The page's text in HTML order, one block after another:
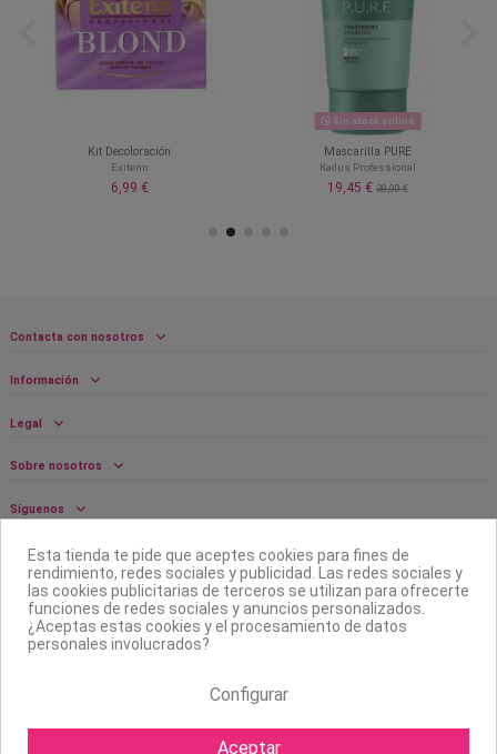
Kit Decoloración
Exitenn
6,99 €
Sin stock online
Mascarilla PURE
Kadus Professional
19,45 € 38,90 €
Contacta con nosotros
Información
Legal
Sobre nosotros
Síguenos
Boletín
Esta tienda te pide que aceptes cookies para fines de
rendimiento, redes sociales y publicidad. Las redes sociales y
las cookies publicitarias de terceros se utilizan para ofrecerte
funciones de redes sociales y anuncios personalizados.
¿Aceptas estas cookies y el procesamiento de datos
personales involucrados?
Configurar
Aceptar